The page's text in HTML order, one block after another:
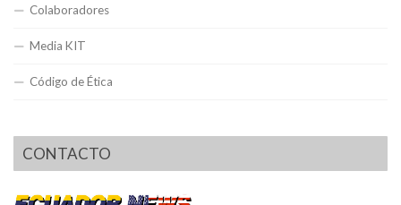
Colaboradores
Media KIT
Código de Ética
CONTACTO